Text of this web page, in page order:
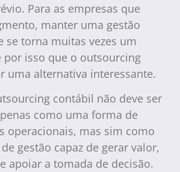
Para as empresas que
manter uma gestão
se torna muitas vezes um
por isso que o outsourcing
uma alternativa interessante.
contábil não deve ser
como uma forma de
operacionais, mas sim como
gestão capaz de gerar valor,
apoiar a tomada de decisão.